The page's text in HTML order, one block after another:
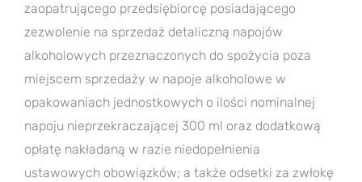
zaopatrującego przedsiębiorcę posiadającego
zezwolenie na sprzedaż detaliczną napojów
alkoholowych przeznaczonych do spożycia poza
miejscem sprzedaży w napoje alkoholowe w
opakowaniach jednostkowych o ilości nominalnej
napoju nieprzekraczającej 300 ml oraz dodatkową
opłatę nakładaną w razie niedopełnienia
ustawowych obowiązków; a także odsetki za zwłokę